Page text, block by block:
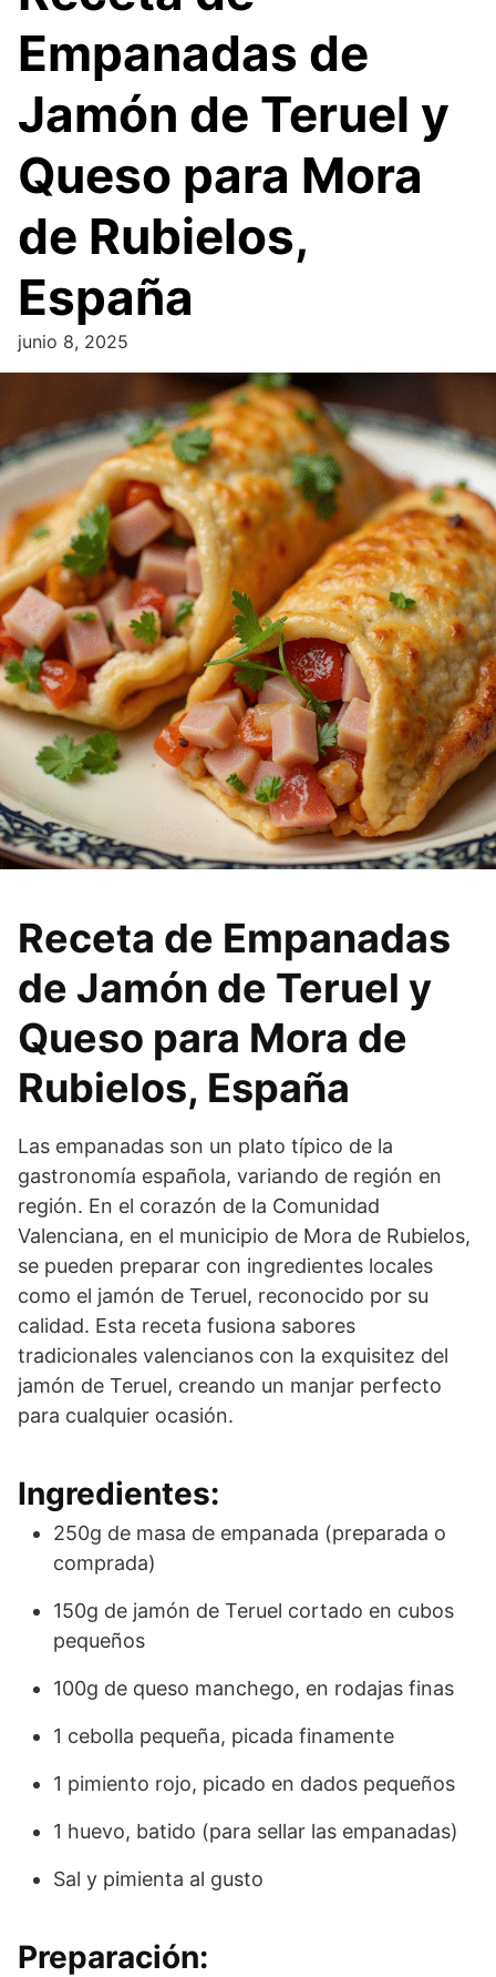
Empanadas de
Jamón de Teruel y
Queso para Mora
de Rubielos,
España
junio 8, 2025
Receta de Empanadas
de Jamón de Teruel y
Queso para Mora de
Rubielos, España
Las empanadas son un plato típico de la
gastronomía española, variando de región en
región. En el corazón de la Comunidad
Valenciana, en el municipio de Mora de Rubielos,
se pueden preparar con ingredientes locales
como el jamón de Teruel, reconocido por su
calidad. Esta receta fusiona sabores
tradicionales valencianos con la exquisitez del
jamón de Teruel, creando un manjar perfecto
para cualquier ocasión.
Ingredientes:
250g de masa de empanada (preparada o
comprada)
150g de jamón de Teruel cortado en cubos
pequeños
100g de queso manchego, en rodajas finas
1 cebolla pequeña, picada finamente
1 pimiento rojo, picado en dados pequeños
1 huevo, batido (para sellar las empanadas)
Sal y pimienta al gusto
Preparación: